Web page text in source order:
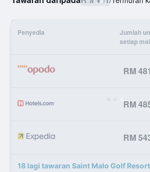
Penyedia
Jumlah
setiap
RM 481
RM
RM
18 lagi tawaran Saint Malo Golf Resort